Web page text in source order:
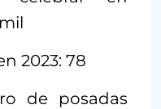
2023: 78
de posadas